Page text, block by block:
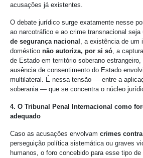
acusações já existentes.
O debate jurídico surge exatamente nesse
ao narcotráfico e ao crime transnacional seja
de segurança nacional , a existência de um
doméstico não autoriza, por si só, a
de Estado em território soberano
ausência de consentimento do Estado
multilateral. É nessa tensão — entre a
soberania — que se concentra o núcleo
4. O Tribunal Penal Internacional como
adequado
Caso as acusações envolvam crimes
perseguição política sistemática ou graves
humanos, o foro concebido para esse tipo